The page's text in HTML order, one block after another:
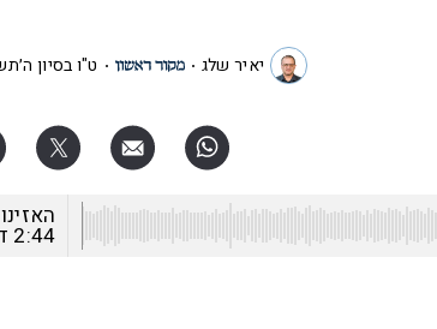
יאיר שלג ט"ו בסיון
2:44